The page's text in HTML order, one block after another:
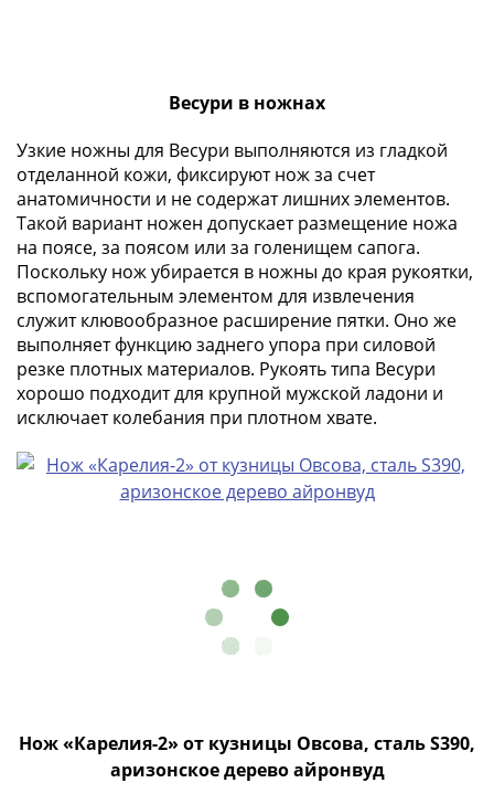
Алексей
Михайлович
(1645-
1676)
Михаил
Федорович
(1613-
1645)
Василий
Шуйский
(1606-­
1610)
Весури в ножнах
Узкие ножны для Весури выполняются из гладкой
отделанной кожи, фиксируют нож за счет
анатомичности и не содержат лишних элементов.
Такой вариант ножен допускает размещение ножа
на поясе, за поясом или за голенищем сапога.
Поскольку нож убирается в ножны до края рукоятки,
вспомогательным элементом для извлечения
служит клювообразное расширение пятки. Оно же
выполняет функцию заднего упора при силовой
резке плотных материалов. Рукоять типа Весури
хорошо подходит для крупной мужской ладони и
исключает колебания при плотном хвате.
Нож «Карелия-2» от кузницы Овсова, сталь S390,
аризонское дерево айронвуд